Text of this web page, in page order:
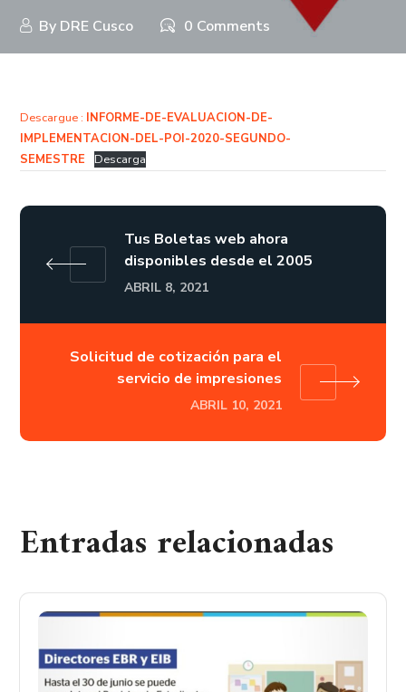
By DRE Cusco 0 Comments
Descargue : INFORME-DE-EVALUACION-DE-
IMPLEMENTACION-DEL-POI-2020-SEGUNDO-
SEMESTRE
Descarga
Tus Boletas web ahora
disponibles desde el 2005
ABRIL 8, 2021
Solicitud de cotización para el
servicio de impresiones
ABRIL 10, 2021
Entradas relacionadas